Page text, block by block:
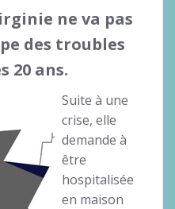
ne va pas
des troubles
20 ans.
Suite à une
crise, elle
demande à
être
hospitalisée
en maison